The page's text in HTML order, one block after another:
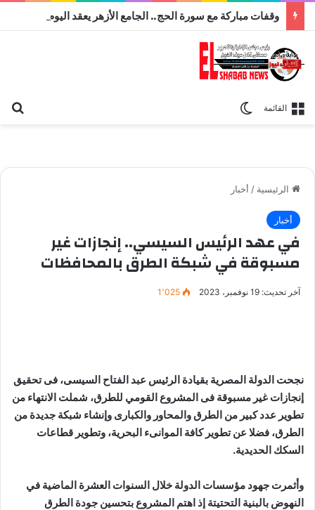
القائمة
الرئيسية / أخبار
أخبار
في عهد الرئيس السيسي.. إنجازات غير
مسبوقة في شبكة الطرق بالمحافظات
آخر تحديث: 19 نوفمبر، 2023 1٬025
نجحت الدولة المصرية بقيادة الرئيس عبد الفتاح السيسى، فى تحقيق
إنجازات غير مسبوقة فى المشروع القومي للطرق، شملت الانتهاء من
تطوير عدد كبير من الطرق والمحاور والكبارى وإنشاء شبكة جديدة من
الطرق، فضلا عن تطوير كافة الموانىء البحرية، وتطوير قطاعات
السكك الحديدية.
وأثمرت جهود مؤسسات الدولة خلال السنوات العشرة الماضية في
النهوض بالبنية التحتيتة إذ اهتم المشروع بتحسين جودة الطرق